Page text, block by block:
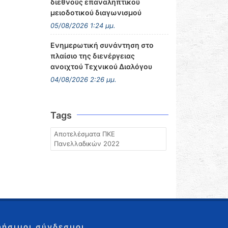
διεθνούς επαναληπτικού
μειοδοτικού διαγωνισμού
05/08/2026 1:24 μμ.
Ενημερωτική συνάντηση στο
πλαίσιο της διενέργειας
ανοιχτού Τεχνικού Διαλόγου
04/08/2026 2:26 μμ.
Tags
Αποτελέσματα ΠΚΕ
Πανελλαδικών 2022